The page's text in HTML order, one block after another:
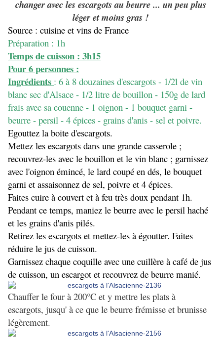
changer avec les escargots au beurre ... un peu plus
léger et moins gras !
Source : cuisine et vins de France
Préparation : 1h
Temps de cuisson : 3h15
Pour 6 personnes :
Ingrédients : 6 à 8 douzaines d'escargots - 1/2l de vin
blanc sec d'Alsace - 1/2 litre de bouillon - 150g de lard
frais avec sa couenne - 1 oignon - 1 bouquet garni -
beurre - persil - 4 épices - grains d'anis - sel et poivre.
Egouttez la boite d'escargots.
Mettez les escargots dans une grande casserole ;
recouvrez-les avec le bouillon et le vin blanc ; garnissez
avec l'oignon émincé, le lard coupé en dés, le bouquet
garni et assaisonnez de sel, poivre et 4 épices.
Faites cuire à couvert et à feu très doux pendant 1h.
Pendant ce temps, maniez le beurre avec le persil haché
et les grains d'anis pilés.
Retirez les escargots et mettez-les à égoutter. Faites
réduire le jus de cuisson.
Garnissez chaque coquille avec une cuillère à café de jus
de cuisson, un escargot et recouvrez de beurre manié.
Chauffer le four à 200°C et y mettre les plats à
escargots, jusqu' à ce que le beurre frémisse et brunisse
légèrement.